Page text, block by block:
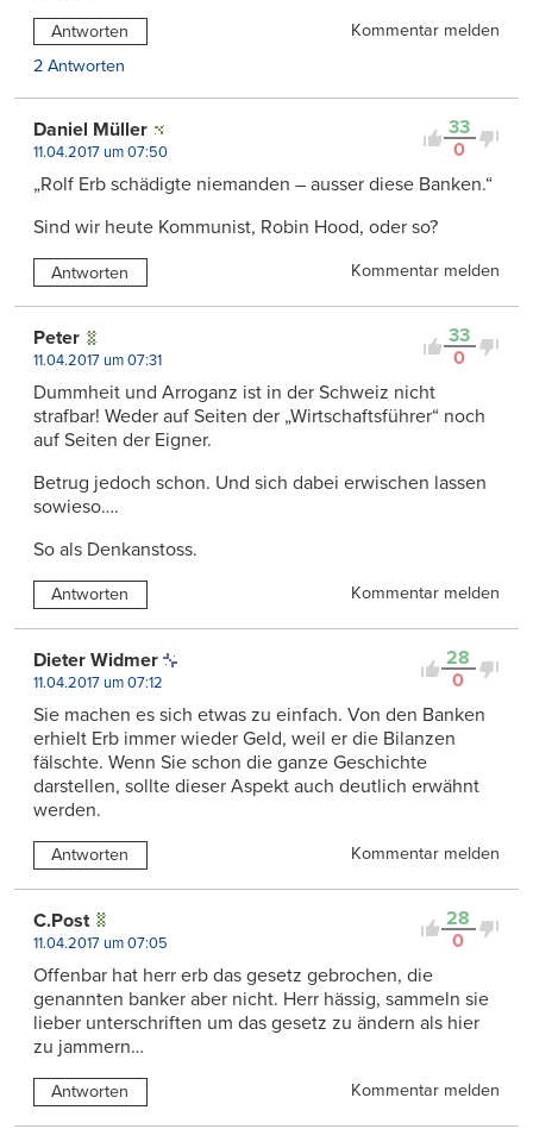
Antworten
Kommentar melden
2 Antworten
33
0
Daniel Müller
11.04.2017 um 07:50
„Rolf Erb schädigte niemanden – ausser diese Banken.“
Sind wir heute Kommunist, Robin Hood, oder so?
Antworten Kommentar melden
33
0
Peter
11.04.2017 um 07:31
Dummheit und Arroganz ist in der Schweiz nicht
strafbar! Weder auf Seiten der „Wirtschaftsführer“ noch
auf Seiten der Eigner.
Betrug jedoch schon. Und sich dabei erwischen lassen
sowieso….
So als Denkanstoss.
Antworten Kommentar melden
28
0
Dieter Widmer
11.04.2017 um 07:12
Sie machen es sich etwas zu einfach. Von den Banken
erhielt Erb immer wieder Geld, weil er die Bilanzen
fälschte. Wenn Sie schon die ganze Geschichte
darstellen, sollte dieser Aspekt auch deutlich erwähnt
werden.
Antworten Kommentar melden
28
0
C.Post
11.04.2017 um 07:05
Offenbar hat herr erb das gesetz gebrochen, die
genannten banker aber nicht. Herr hässig, sammeln sie
lieber unterschriften um das gesetz zu ändern als hier
zu jammern…
Antworten Kommentar melden